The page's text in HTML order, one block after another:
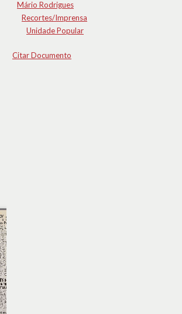
Mário Rodrigues
Recortes/Imprensa
Unidade Popular
Citar Documento